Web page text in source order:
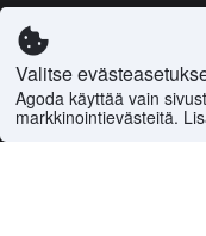
Valitse
Agoda käyttää vain
markkinointievästeitä.